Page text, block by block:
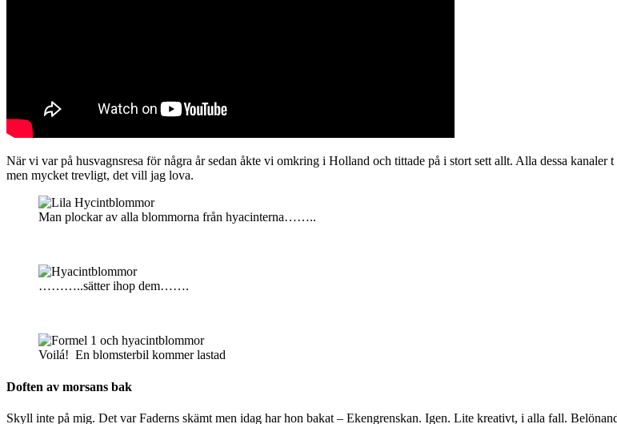
När vi var på husvagnsresa för några år sedan åkte vi omkring i Holland och tittade på i stort sett allt. Alla dessa
men mycket trevligt, det vill jag lova.
Man plockar av alla blommorna från hyacinterna……..
………..sätter ihop dem…….
Voilá! En blomsterbil kommer lastad
Doften av morsans bak
Skyll inte på mig. Det var Faderns skämt men idag har hon bakat – Ekengrenskan. Igen. Lite kreativt, i alla fall.